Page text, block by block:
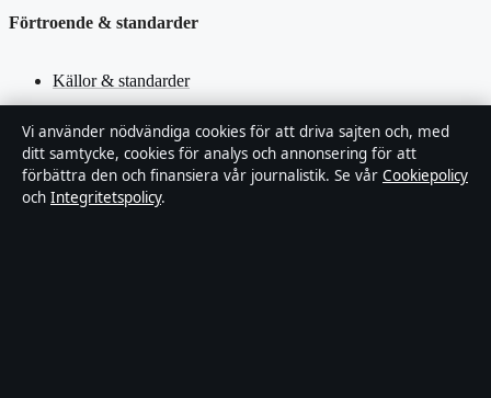
Förtroende & standarder
Källor & standarder
Redaktionell policy
Rättelsepolicy
Vi använder nödvändiga cookies för att driva sajten och, med
ditt samtycke, cookies för analys och annonsering för att
förbättra den och finansiera vår journalistik. Se vår Cookiepolicy
och Integritetspolicy.